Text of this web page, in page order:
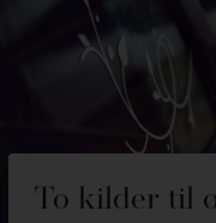
To kilder til